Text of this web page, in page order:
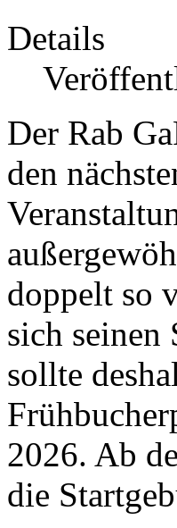
Details
Der Rab
den
doppelt so
sich seinen
sollte
2026. Ab
die